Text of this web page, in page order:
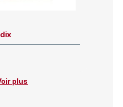
plus